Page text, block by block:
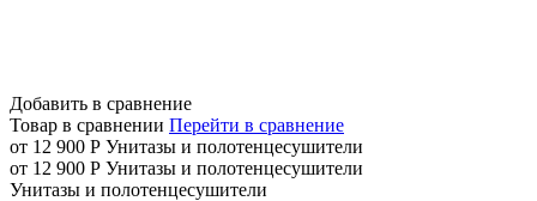
Добавить в сравнение
Товар в сравнении Перейти в сравнение
от 12 900 Р Унитазы и полотенцесушители
от 12 900 Р Унитазы и полотенцесушители
Унитазы и полотенцесушители